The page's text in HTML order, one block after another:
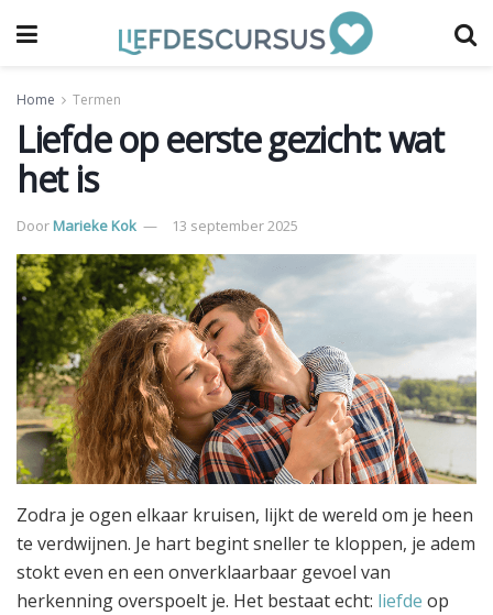
Home Termen
Liefde op eerste gezicht: wat
het is
DoorMarieke Kok 13 september 2025
Zodra je ogen elkaar kruisen, lijkt de wereld om je heen
te verdwijnen. Je hart begint sneller te kloppen, je adem
stokt even en een onverklaarbaar gevoel van
herkenning overspoelt je. Het bestaat echt: liefde op